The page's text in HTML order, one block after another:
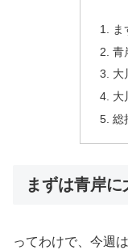
青
大
大
総
まずは青岸
ってわけで、今週